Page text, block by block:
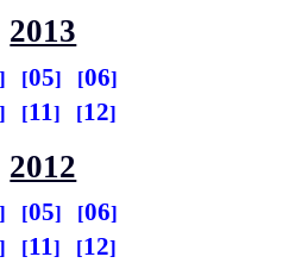
2013
05
06
11 12
2012
05
06
11 12